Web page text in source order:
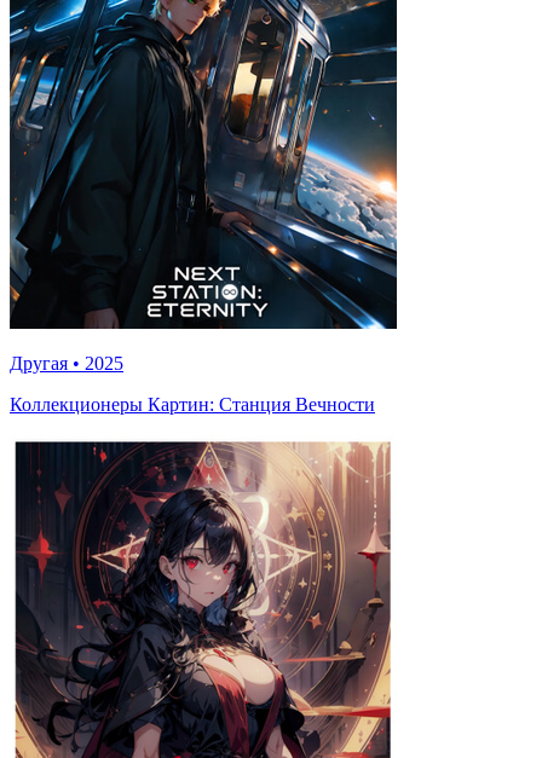
Другая • 2025
Коллекционеры Картин: Станция Вечности